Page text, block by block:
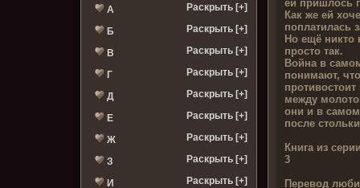
А Раскрыть [+]
Б Раскрыть [+]
В Раскрыть [+]
Г Раскрыть [+]
Д Раскрыть [+]
Е Раскрыть [+]
Ж Раскрыть [+]
З Раскрыть [+]
И Раскрыть [+]
ей пришлось
Как же ей
поплатилась
Но ещё никто
просто так.
Война в
понимают,
между
они и в
после
Книга из
3
Перевод